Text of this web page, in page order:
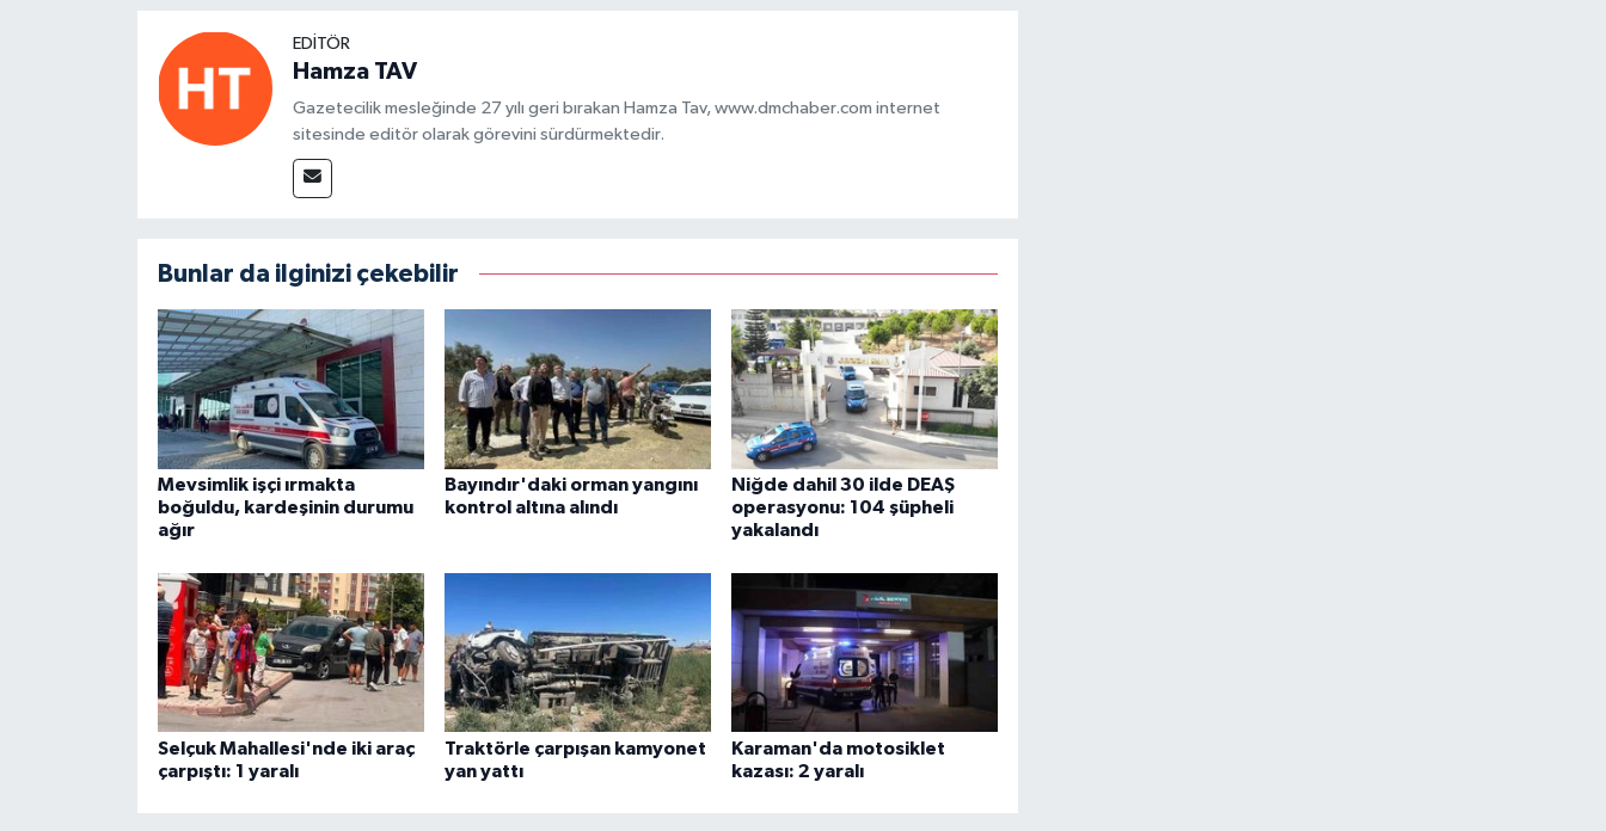
EDITÖR
Hamza TAV
Gazetecilik mesleğinde 27 yılı geri bırakan Hamza Tav, www.dmchaber.com internet
sitesinde editör olarak görevini sürdürmektedir.
Bunlar da ilginizi çekebilir
Mevsimlik işçi ırmakta
boğuldu, kardeşinin durumu
ağır
Bayındır'daki orman yangını
kontrol altına alındı
Niğde dahil 30 ilde DEAŞ
operasyonu: 104 şüpheli
yakalandı
Selçuk Mahallesi'nde iki araç
çarpıştı: 1 yaralı
Traktörle çarpışan kamyonet
yan yattı
Karaman'da motosiklet
kazası: 2 yaralı